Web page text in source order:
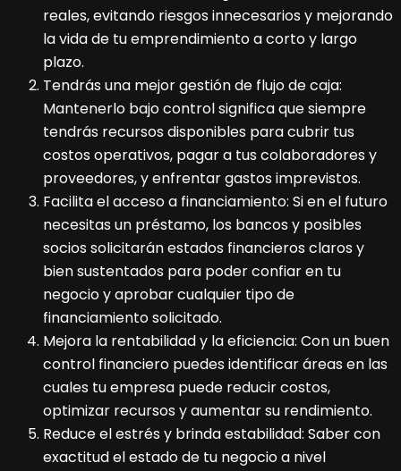
reales, evitando riesgos innecesarios y mejorando
la vida de tu emprendimiento a corto y largo
plazo.
Tendrás una mejor gestión de flujo de caja:
Mantenerlo bajo control significa que siempre
tendrás recursos disponibles para cubrir tus
costos operativos, pagar a tus colaboradores y
proveedores, y enfrentar gastos imprevistos.
Facilita el acceso a financiamiento: Si en el futuro
necesitas un préstamo, los bancos y posibles
socios solicitarán estados financieros claros y
bien sustentados para poder confiar en tu
negocio y aprobar cualquier tipo de
financiamiento solicitado.
Mejora la rentabilidad y la eficiencia: Con un buen
control financiero puedes identificar áreas en las
cuales tu empresa puede reducir costos,
optimizar recursos y aumentar su rendimiento.
Reduce el estrés y brinda estabilidad: Saber con
exactitud el estado de tu negocio a nivel